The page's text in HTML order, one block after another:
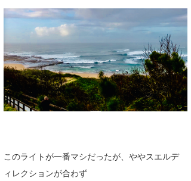
このライトが一番マシだったが、ややスエルデ
ィレクションが合わず